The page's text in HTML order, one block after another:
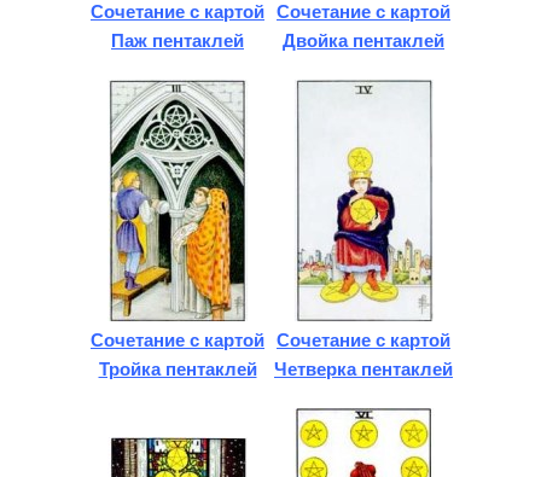
Сочетание с картой
Паж пентаклей
Сочетание с картой
Двойка пентаклей
Сочетание с картой
Тройка пентаклей
Сочетание с картой
Четверка пентаклей